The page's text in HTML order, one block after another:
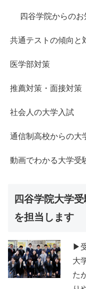
四谷学院からの
共通テストの傾向と
医学部対策
推薦対策・面接対策
社会人の大学入試
通信制高校からの大
動画でわかる大学受
四谷学院大学
を担当します
▶
大
た